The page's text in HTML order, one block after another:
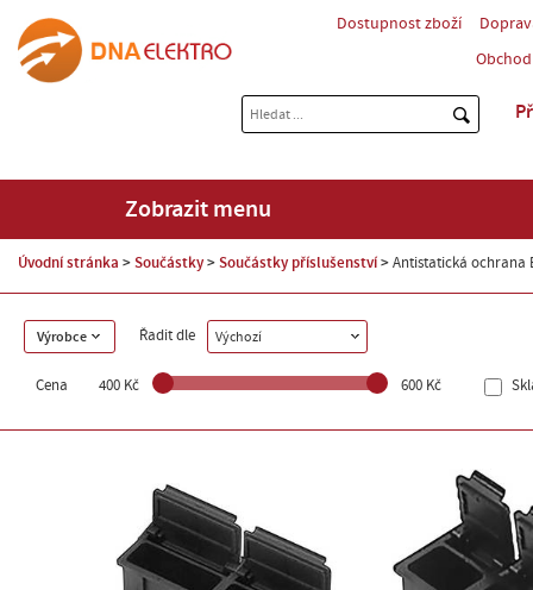
Dostupnost zboží
Zobrazit menu
Úvodní stránka Součástky Součástky příslušenství Antistatická ochrana
Výrobce Řadit dle Výchozí
Cena 400 Kč 600 Kč